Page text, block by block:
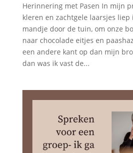
Herinnering met Pasen In mijn
kleren en zachtgele laarsjes liep
mandje door de tuin, om onze
naar chocolade eitjes en
een andere kant op dan mijn
dan was ik vast de...